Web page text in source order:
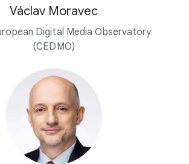
Václav Moravec
Digital Media Observatory
(CEDMO)